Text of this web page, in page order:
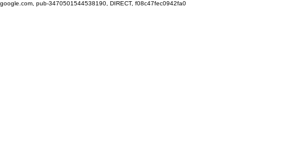
google.com, pub-3470501544538190, DIRECT, f08c47fec0942fa0